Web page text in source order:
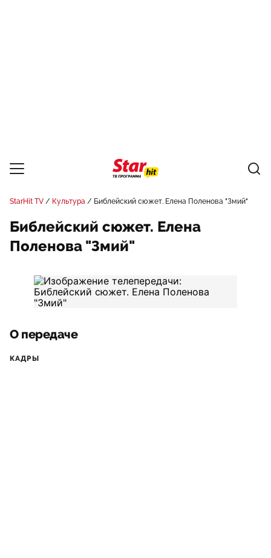
StarHit TV Культура Библейский сюжет. Елена Поленова "Змий"
Библейский сюжет. Елена
Поленова "Змий"
О передаче
КАДРЫ